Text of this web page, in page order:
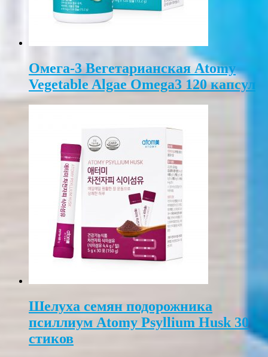
Омега-3 Вегетарианская Atomy
Vegetable Algae Omega3 120 капсул
Шелуха семян подорожника
псиллиум Atomy Psyllium Husk 30
стиков